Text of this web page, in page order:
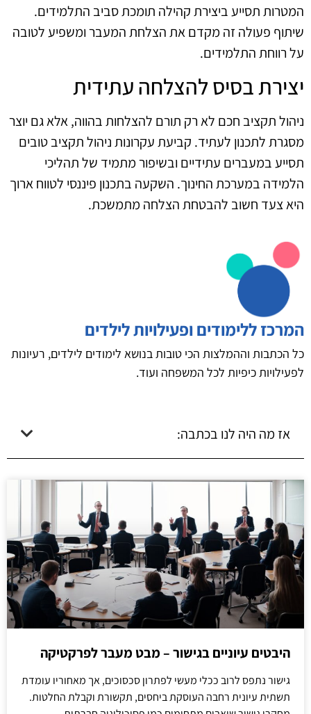
המטרות תסייע ביצירת קהילה תומכת סביב התלמידים.
שיתוף פעולה זה מקדם את הצלחת המעבר ומשפיע לטובה
על רווחת התלמידים.
יצירת בסיס להצלחה עתידית
ניהול תקציב חכם לא רק תורם להצלחות בהווה, אלא גם יוצר
מסגרת לתכנון לעתיד. קביעת עקרונות ניהול תקציב טובים
תסייע במעברים עתידיים ובשיפור מתמיד של תהליכי
הלמידה במערכת החינוך. השקעה בתכנון פיננסי לטווח ארוך
היא צעד חשוב להבטחת הצלחה מתמשכת.
המרכז ללימודים ופעילויות לילדים
כל הכתבות וההמלצות הכי טובות בנושא לימודים לילדים, רעיונות
לפעילויות כיפיות לכל המשפחה ועוד.
אז מה היה לנו בכתבה:
היבטים עיוניים בגישור – מבט מעבר לפרקטיקה
גישור נתפס לרוב ככלי מעשי לפתרון סכסוכים, אך מאחוריו עומדת
תשתית עיונית רחבה העוסקת ביחסים, תקשורת וקבלת החלטות.